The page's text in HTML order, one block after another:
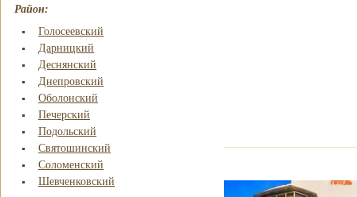
Район:
Голосеевский
Дарницкий
Деснянский
Днепровский
Оболонский
Печерский
Подольский
Святошинский
Соломенский
Шевченковский